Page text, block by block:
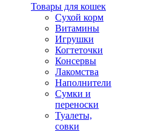
Товары для кошек
Cухой корм
Витамины
Игрушки
Когтеточки
Консервы
Лакомства
Наполнители
Сумки и
переноски
Туалеты,
совки